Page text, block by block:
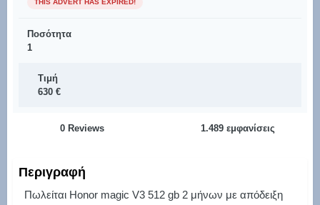
THIS ADVERT HAS EXPIRED!
Ποσότητα
1
Τιμή
630 €
0 Reviews 1.489 εμφανίσεις
Περιγραφή
Πωλείται Honor magic V3 512 gb 2 μήνων με απόδειξη